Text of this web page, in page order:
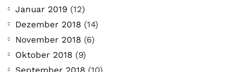
Januar 2019 (12)
Dezember 2018 (14)
November 2018 (6)
Oktober 2018 (9)